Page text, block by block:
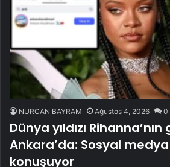
NURCAN BAYRAM Ağustos 4, 2026 0
Dünya yıldızı Rihanna’nın
Ankara’da: Sosyal
konuşuyor